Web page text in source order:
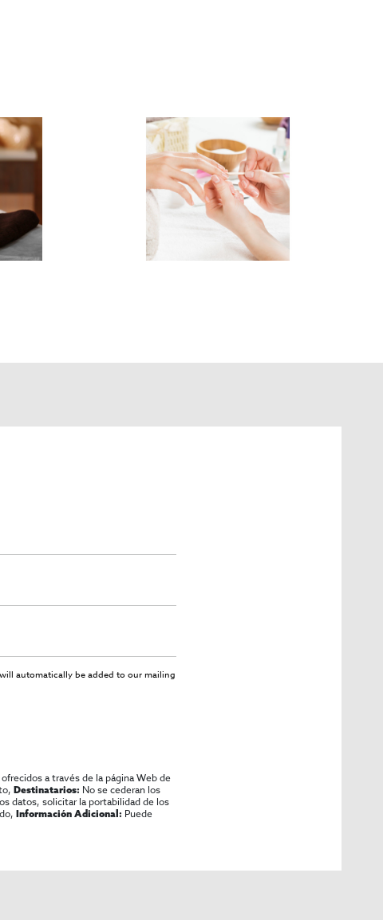
automatically be added to our mailing
a través de la página Web de
Destinatarios: No se cederan los
datos, solicitar la portabilidad de los
Información Adicional: Puede